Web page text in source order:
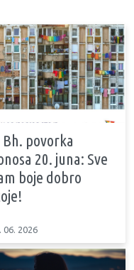
Bh. povorka
20. juna: Sve
boje dobro
06. 2026